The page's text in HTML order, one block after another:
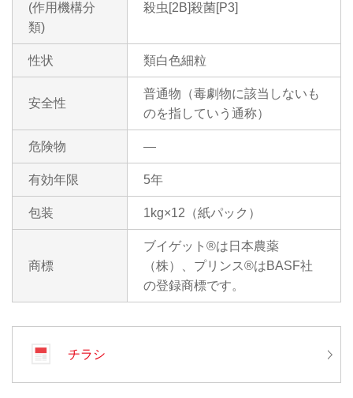
(作用機構分
類)
殺虫[2B]殺菌[P3]
性状 類白色細粒
安全性
普通物（毒劇物に該当しないも
のを指していう通称）
危険物 ―
有効年限 5年
包装 1kg×12（紙パック）
商標
ブイゲット®は日本農薬
（株）、プリンス®はBASF社
の登録商標です。
チラシ